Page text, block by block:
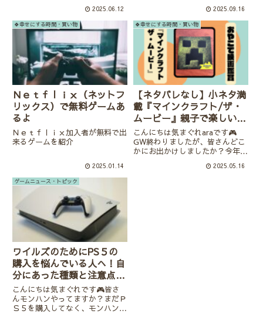
Switch２が年内に手に入ればとう
れしいなと思っていたのですが、
まさかのNintendoushopの第１
回抽選で当た...
2025.06.12
い心地を紹介していきます。プロ
コン2はどんなコントローラー？
Nintendo Switch2に合わせて発
2025.09.16
🍀幸せにする時間・買い物
Ｎｅｔｆｌｉｘ（ネットフ
リックス）で無料ゲームあ
るよ
Ｎｅｔｆｌｉｘ加入者が無料で出
来るゲームを紹介
2025.01.14
🍀幸せにする時間・買い物
【ネタバレなし】小ネタ満
載『マインクラフト/ザ・
ムービー』親子で楽しい映
画でした！🎬
こんにちは気まぐれaraです🎮
GW終わりましたが、皆さんどこ
かにお出かけしましたか？今年は
ト/ザ・ムービー』を親子3人で
2025.05.16
ゲームニュース・トピック
ワイルズのためにPS５の
購入を悩んでいる人へ！自
分にあった種類と注意点の
紹介！
こんにちは気まぐれです🎮皆さ
んモンハンやってますか？まだＰ
Ｓ５を購入してなく、モンハンワ